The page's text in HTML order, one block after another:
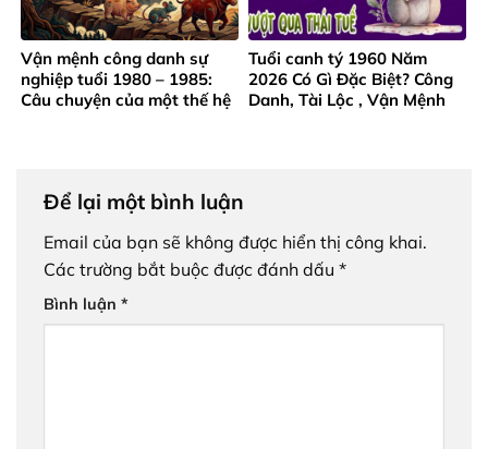
Vận mệnh công danh sự
nghiệp tuổi 1980 – 1985:
Câu chuyện của một thế hệ
Tuổi canh tý 1960 Năm
2026 Có Gì Đặc Biệt? Công
Danh, Tài Lộc , Vận Mệnh
Để lại một bình luận
Email của bạn sẽ không được hiển thị công khai.
Các trường bắt buộc được đánh dấu *
Bình luận *